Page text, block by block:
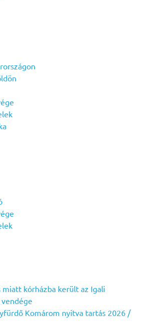
kórházba került az Igali
Komárom nyitva tartás 2026 /